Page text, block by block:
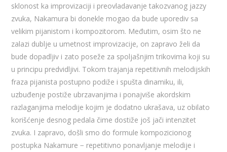
sklonost ka improvizaciji i preovladavanje takozvanog jazzy
zvuka, Nakamura bi donekle mogao da bude uporediv sa
velikim pijanistom i kompozitorom. Međutim, osim što ne
zalazi dublje u umetnost improvizacije, on zapravo želi da
bude dopadljiv i zato poseže za spoljašnjim trikovima koji su
u principu predvidljivi. Tokom trajanja repetitivnih melodijskih
fraza pijanista postupno podiže i spušta dinamiku, ili,
uzbuđenje postiže ubrzavanjima i ponajviše akordskim
razlaganjima melodije kojim je dodatno ukrašava, uz obilato
korišćenje desnog pedala čime dostiže još jači intenzitet
zvuka. I zapravo, došli smo do formule kompozicionog
postupka Nakamure − repetitivno ponavljanje melodije i